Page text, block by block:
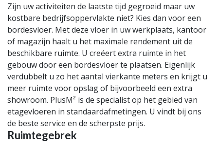
Zijn uw activiteiten de laatste tijd gegroeid maar uw
kostbare bedrijfsoppervlakte niet? Kies dan voor een
bordesvloer. Met deze vloer in uw werkplaats, kantoor
of magazijn haalt u het maximale rendement uit de
beschikbare ruimte. U creëert extra ruimte in het
gebouw door een bordesvloer te plaatsen. Eigenlijk
verdubbelt u zo het aantal vierkante meters en krijgt u
meer ruimte voor opslag of bijvoorbeeld een extra
showroom. PlusM² is de specialist op het gebied van
etagevloeren in standaardafmetingen. U vindt bij ons
de beste service en de scherpste prijs.
Ruimtegebrek